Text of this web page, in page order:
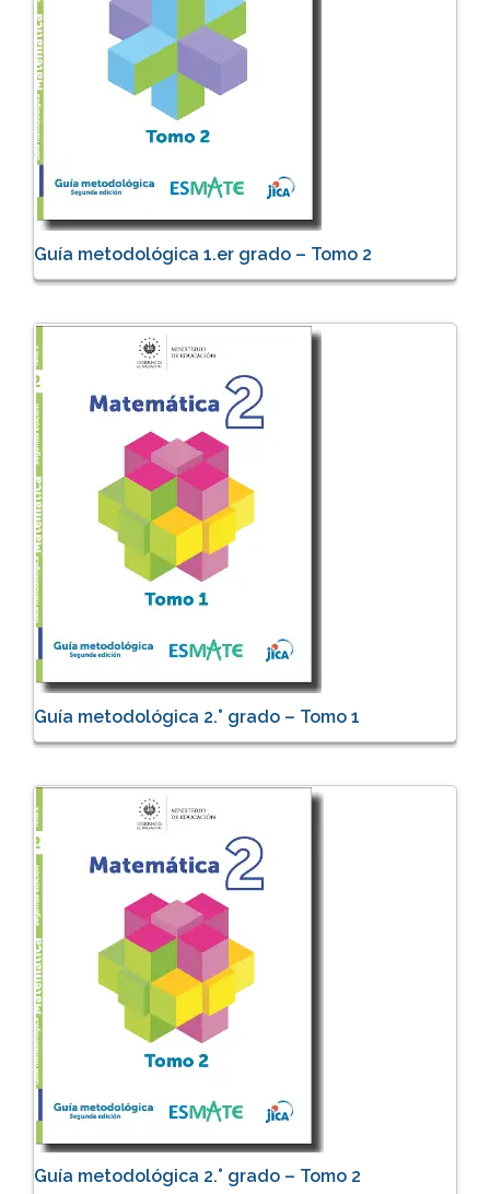
Guía metodológica 1.er grado – Tomo 2
Guía metodológica 2.° grado – Tomo 1
Guía metodológica 2.° grado – Tomo 2